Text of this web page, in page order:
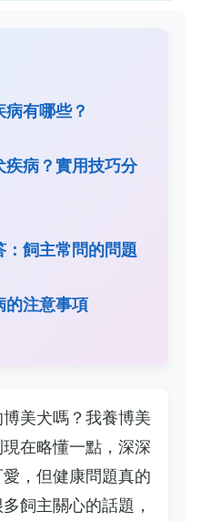
有哪些？
疾病？實用技巧分
飼主常問的問題
的注意事項
美犬嗎？我養博美
在略懂一點，深深
，但健康問題真的
飼主關心的話題，